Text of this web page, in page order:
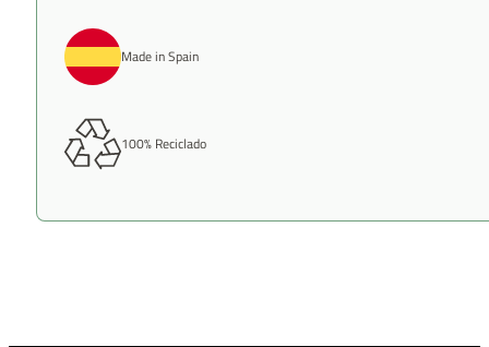
Made in Spain
100% Reciclado